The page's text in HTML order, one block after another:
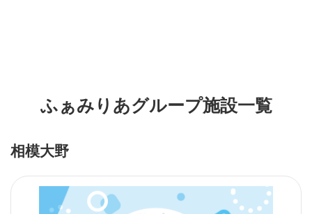
ふぁみりあグループ施設一覧
相模大野